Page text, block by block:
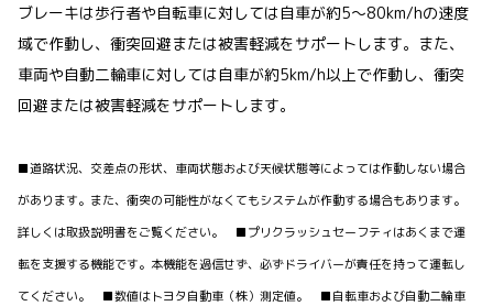
ブレーキは歩行者や自転車に対しては自車が約5〜80km/hの速度
域で作動し、衝突回避または被害軽減をサポートします。また、
車両や自動二輪車に対しては自車が約5km/h以上で作動し、衝突
回避または被害軽減をサポートします。
■道路状況、交差点の形状、車両状態および天候状態等によっては作動しない場合
があります。また、衝突の可能性がなくてもシステムが作動する場合もあります。
詳しくは取扱説明書をご覧ください。 ■プリクラッシュセーフティはあくまで運
転を支援する機能です。本機能を過信せず、必ずドライバーが責任を持って運転し
てください。 ■数値はトヨタ自動車（株）測定値。 ■自転車および自動二輪車